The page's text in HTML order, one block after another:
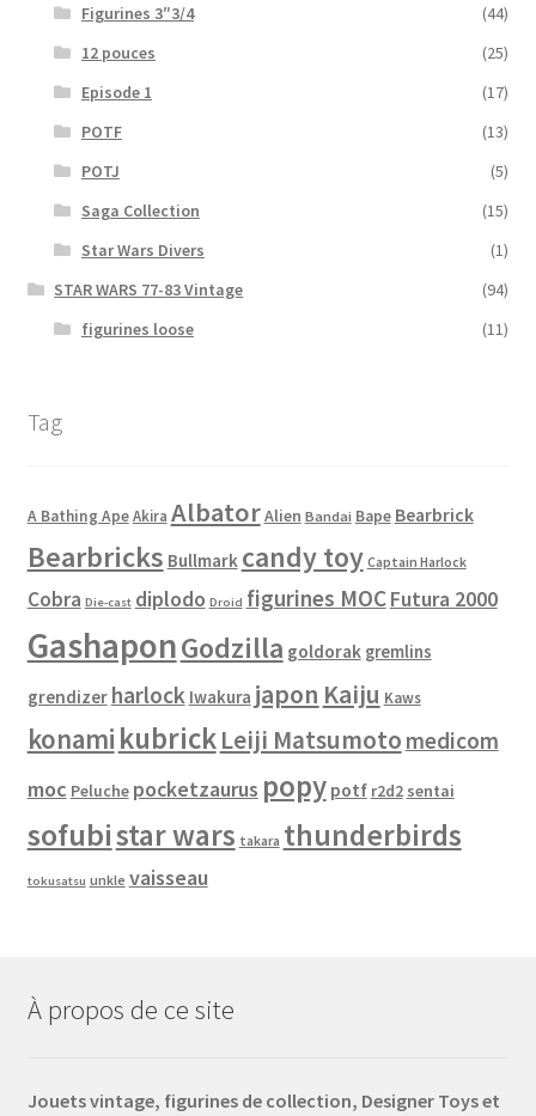
Figurines 3″3/4
(44)
12 pouces
(25)
Episode 1
(17)
POTF
(13)
POTJ
(5)
Saga Collection
(15)
Star Wars Divers
(1)
STAR WARS 77-83 Vintage
(94)
figurines loose
(11)
Tag
A Bathing Ape Akira AlbatorAlien Bandai Bape Bearbrick
Bearbricks Bullmark candy toy Captain Harlock
Cobra Die-cast diplodo Droid figurines MOCFutura 2000
GashaponGodzilla goldorak gremlins
grendizer harlock Iwakura japon Kaiju Kaws
konami kubrickLeiji Matsumoto medicom
moc Peluche pocketzaurus popy potf r2d2 sentai
sofubistar wars takara thunderbirds
tokusatsu unkle vaisseau
À propos de ce site
Jouets vintage, figurines de collection, Designer Toys et